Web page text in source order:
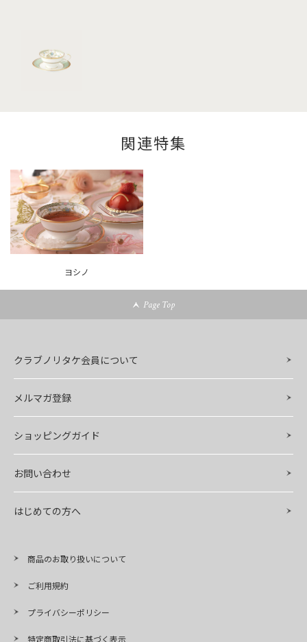
関連特集
ヨシノ
Page Top
クラブノリタケ会員について
メルマガ登録
ショッピングガイド
お問い合わせ
はじめての方へ
商品のお取り扱いについて
ご利用規約
プライバシーポリシー
特定商取引法に基づく表示